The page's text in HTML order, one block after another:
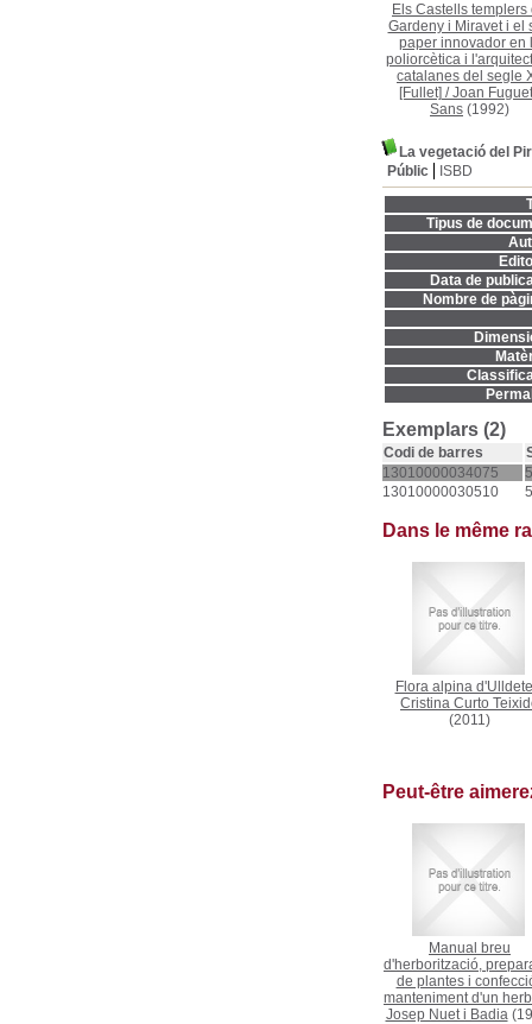
Els Castells templers
Gardeny i Miravet i el
paper innovador en
poliorcètica i
catalanes del segle
[Fullet] /Joan
Sans (1992)
La vegetació del
Públic
ISBD
Tipus de
Data de
Nombre de
Exemplars (2)
Codi de barres
13010000034075
13010000030510
Dans le même
Flora alpina
Cristina Curto
(2011)
Peut-être
Manual breu
d'herborització,
de plantes i
manteniment d'un
Josep Nuet i Badia